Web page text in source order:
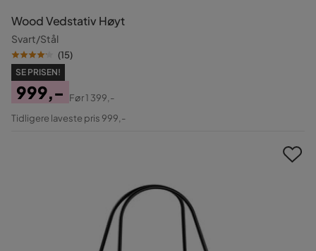
Wood Vedstativ Høyt
Svart/Stål
(15)
SE PRISEN!
Pris
999,-
Original
Før1 399,-
Tidligere laveste pris 999,-